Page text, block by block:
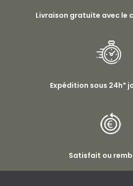
Livraison gratuite avec le
Expédition sous 24h*
Satisfait ou